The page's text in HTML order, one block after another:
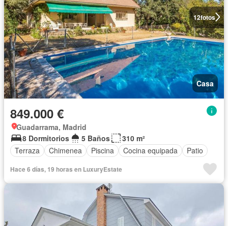
12fotos
Casa
849.000 €
Guadarrama, Madrid
8 Dormitorios
5 Baños
310 m²
Terraza
Chimenea Piscina Cocina equipada Patio
Hace 6 días, 19 horas en LuxuryEstate